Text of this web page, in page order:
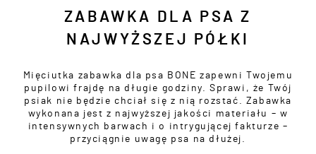
ZABAWKA DLA PSA Z
NAJWYŻSZEJ PÓŁKI
Mięciutka zabawka dla psa BONE zapewni Twojemu
pupilowi frajdę na długie godziny. Sprawi, że Twój
psiak nie będzie chciał się z nią rozstać. Zabawka
wykonana jest z najwyższej jakości materiału – w
intensywnych barwach i o intrygującej fakturze –
przyciągnie uwagę psa na dłużej.